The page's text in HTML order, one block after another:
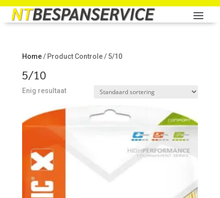
Home/ Product Controle / 5/10
5/10
Enig resultaat